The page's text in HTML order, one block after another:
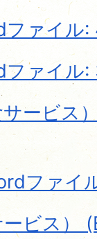
ファイル:
ファイル:
ービス
ファイ
ビス）